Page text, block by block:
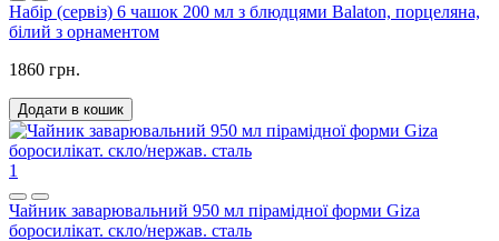
Набір (сервіз) 6 чашок 200 мл з блюдцями Balaton, порцеляна,
білий з орнаментом
1860 грн.
Додати в кошик
1
Чайник заварювальний 950 мл пірамідної форми Giza
боросилікат. скло/нержав. сталь